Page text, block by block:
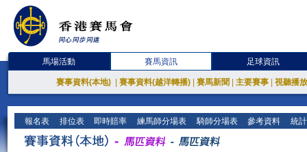
馬場活動 賽馬資訊 足球資訊
賽事資料(本地) 賽事資料(越洋轉播) 賽馬新聞 主要賽事 視聽播
報名表 排位表 即時賠率 練馬師分場表 騎師分場表 參考資料 統